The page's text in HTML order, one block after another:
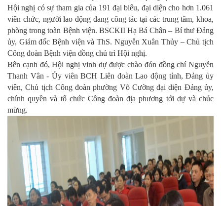
Hội nghị có sự tham gia của 191 đại biểu, đại diện cho hơn 1.061
viên chức, người lao động đang công tác tại các trung tâm, khoa,
phòng trong toàn Bệnh viện. BSCKII Hạ Bá Chân – Bí thư Đảng
ủy, Giám đốc Bệnh viện và ThS. Nguyễn Xuân Thủy – Chủ tịch
Công đoàn Bệnh viện đồng chủ trì Hội nghị.
Bên cạnh đó, Hội nghị vinh dự được chào đón đồng chí Nguyễn
Thanh Vân - Ủy viên BCH Liên đoàn Lao động tỉnh, Đảng ủy
viên, Chủ tịch Công đoàn phường Võ Cường đại diện Đảng ủy,
chính quyền và tổ chức Công đoàn địa phương tới dự và chúc
mừng.